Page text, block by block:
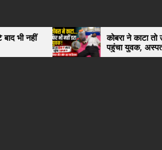
कोबरा ने काटा तो उसी को डिब्बे में
पहुंचा युवक, अस्पताल में देखकर
हैरान